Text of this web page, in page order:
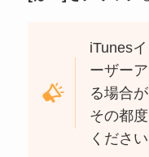
iTunes
ーザー
る場合
その都
ください